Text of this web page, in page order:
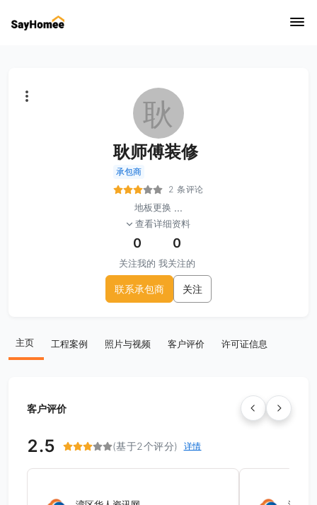
耿
耿师傅装修
承包商
2 条评论
地板更换 ...
查看详细资料
0
关注我的
0
我关注的
联系承包商 关注
主页 工程案例 照片与视频 客户评价 许可证信息
客户评价
2.5 (基于2个评分) 详情